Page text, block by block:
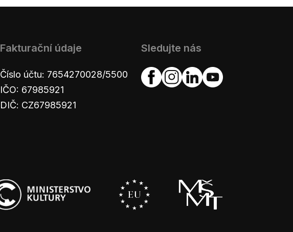
Fakturační údaje
Číslo účtu: 7654270028/5500
IČO: 67985921
DIČ: CZ67985921
Sledujte nás